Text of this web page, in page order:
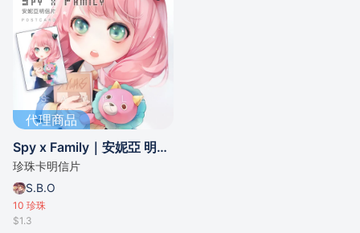
代理商品
Spy x Family｜安妮亞 明信片
珍珠卡明信片
S.B.O
10 珍珠
$1.3